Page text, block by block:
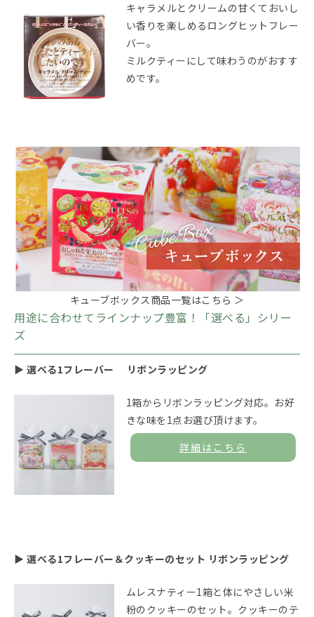
キャラメルとクリームの甘くておいし
い香りを楽しめるロングヒットフレー
バー。
ミルクティーにして味わうのがおすす
めです。
キューブボックス商品一覧はこちら ＞
用途に合わせてラインナップ豊富！「選べる」シリー
ズ
▶ 選べる1フレーバー リボンラッピング
1箱からリボンラッピング対応。お好
きな味を1点お選び頂けます。
詳細はこちら
▶ 選べる1フレーバー＆クッキーのセット リボンラッピング
ムレスナティー1箱と体にやさしい米
粉のクッキーのセット。クッキーのテ